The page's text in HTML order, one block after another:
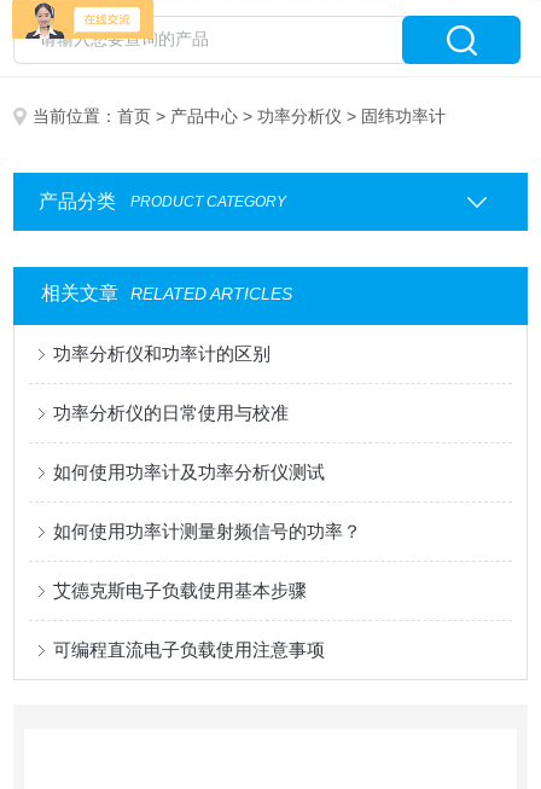
当前位置：首页 > 产品中心 >功率分析仪 > 固纬功率计
产品分类 PRODUCT CATEGORY
相关文章 RELATED ARTICLES
功率分析仪和功率计的区别
功率分析仪的日常使用与校准
如何使用功率计及功率分析仪测试
如何使用功率计测量射频信号的功率？
艾德克斯电子负载使用基本步骤
可编程直流电子负载使用注意事项